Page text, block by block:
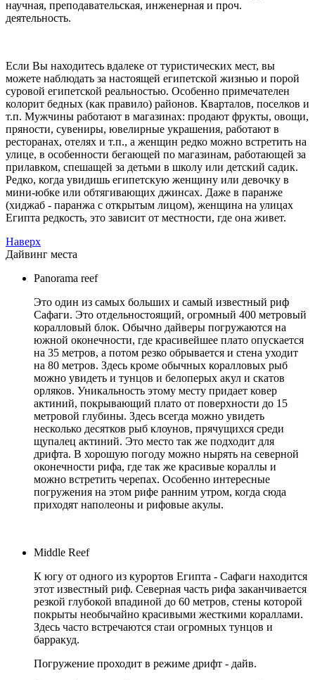
научная, преподавательская, инженерная и проч.
деятельность.
Если Вы находитесь вдалеке от туристических мест, вы
можете наблюдать за настоящей египетской жизнью и порой
суровой египетской реальностью. Особенно примечателен
колорит бедных (как правило) районов. Кварталов, поселков и
т.п. Мужчины работают в магазинах: продают фрукты, овощи,
пряности, сувениры, ювелирные украшения, работают в
ресторанах, отелях и т.п., а женщин редко можно встретить на
улице, в особенности бегающей по магазинам, работающей за
прилавком, спешащей за детьми в школу или детский садик.
Редко, когда увидишь египетскую женщину или девочку в
мини-юбке или обтягивающих джинсах. Даже в паранже
(хиджаб - паранжа с открытым лицом), женщина на улицах
Египта редкость, это зависит от местности, где она живет.
Наверх
Дайвинг места
Panorama reef
Это один из самых больших и самый известный риф
Сафаги. Это отдельностоящий, огромный 400 метровый
коралловый блок. Обычно дайверы погружаются на
южной оконечности, где красивейшее плато опускается
на 35 метров, а потом резко обрывается и стена уходит
на 80 метров. Здесь кроме обычных коралловых рыб
можно увидеть и тунцов и белоперых акул и скатов
орляков. Уникальность этому месту придает ковер
актиний, покрывающий плато от поверхности до 15
метровой глубины. Здесь всегда можно увидеть
несколько десятков рыб клоунов, прячущихся среди
щупалец актиний. Это место так же подходит для
дрифта. В хорошую погоду можно нырять на северной
оконечности рифа, где так же красивые кораллы и
можно встретить черепах. Особенно интересные
погружения на этом рифе ранним утром, когда сюда
приходят наполеоны и рифовые акулы.
Middle Reef
К югу от одного из курортов Египта - Сафаги находится
этот известный риф. Северная часть рифа заканчивается
резкой глубокой впадиной до 60 метров, стены которой
покрыты необычайно красивыми жесткими кораллами.
Здесь часто встречаются стаи огромных тунцов и
барракуд.
Погружение проходит в режиме дрифт - дайв.